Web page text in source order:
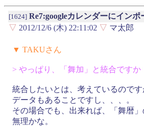
[1624] Re7:googleカレンダーにインポ
▽ 2012/12/6 (木) 22:11:02 ▽ マ太郎
▼ TAKUさん
> やっぱり、「舞加」と統合ですか
統合したいとは、考えているのです
データもあることですし、、、。
その場合でも、出来れば、「舞暦
無理かな。